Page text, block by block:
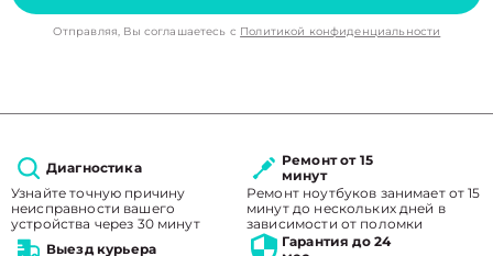
Отправляя, Вы соглашаетесь с Политикой конфиденциальности
Диагностика
Узнайте точную причину
неисправности вашего
устройства через 30 минут
Ремонт от 15
минут
Ремонт ноутбуков занимает от 15
минут до нескольких дней в
зависимости от поломки
Выезд курьера
Гарантия до 24